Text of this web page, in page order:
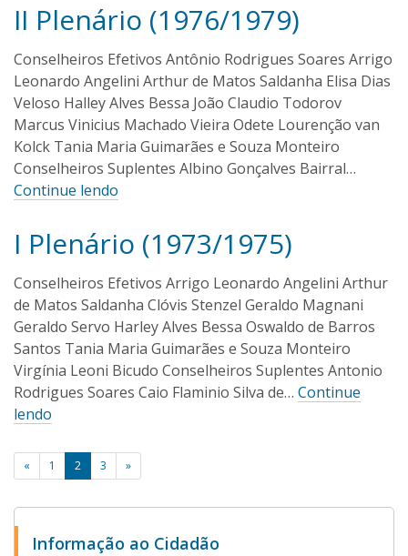
r
a
1
6
0
9
/
2
0
1
6
I
v
a
n
O
i
v
e
i
a
II Plenário (1976/1979)
Conselheiros Efetivos Antônio Rodrigues Soares Arrigo
Leonardo Angelini Arthur de Matos Saldanha Elisa Dias
Veloso Halley Alves Bessa João Claudio Todorov
Marcus Vinicius Machado Vieira Odete Lourenção van
Kolck Tania Maria Guimarães e Souza Monteiro
Conselheiros Suplentes Albino Gonçalves Bairral…
Continue lendo
2
6
0
8
/
2
0
1
6
I
v
a
n
O
l
i
v
e
i
a
I Plenário (1973/1975)
Conselheiros Efetivos Arrigo Leonardo Angelini Arthur
de Matos Saldanha Clóvis Stenzel Geraldo Magnani
Geraldo Servo Harley Alves Bessa Oswaldo de Barros
Santos Tania Maria Guimarães e Souza Monteiro
Virgínia Leoni Bicudo Conselheiros Suplentes Antonio
Rodrigues Soares Caio Flaminio Silva de… Continue
lendo
Paginação
de
posts
« 1 2 3 »
Informação ao Cidadão